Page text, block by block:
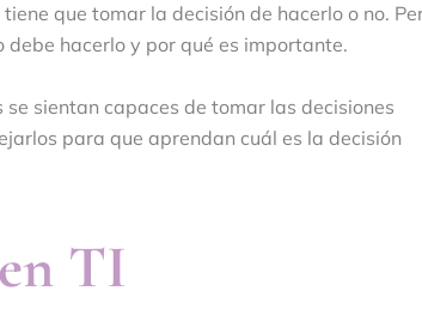
que tomar la decisión de hacerlo o no.
hacerlo y por qué es importante.
sientan capaces de tomar las decisiones
para que aprendan cuál es la decisión
TI